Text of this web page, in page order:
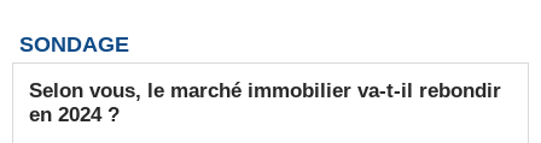
SONDAGE
Selon vous, le marché immobilier va-t-il rebondir
en 2024 ?